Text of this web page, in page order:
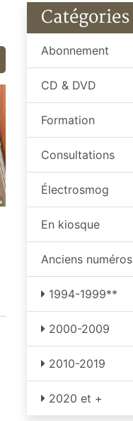
Catégories
Abonnement
CD & DVD
Formation
Consultations
Électrosmog
En kiosque
Anciens numéros
1994-1999**
2000-2009
2010-2019
2020 et +